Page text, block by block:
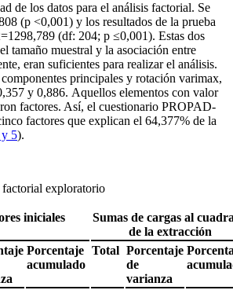
de los datos para el análisis factorial. Se
(p <0,001) y los resultados de la prueba
=1298,789 (df: 204; p ≤0,001). Estas dos
tamaño muestral y la asociación entre
eran suficientes para realizar el análisis.
principales y rotación varimax,
y 0,886. Aquellos elementos con valor
factores. Así, el cuestionario PROPAD-
factores que explican el 64,377% de la
y 5).
factorial exploratorio
iniciales
Sumas de cargas al
de la extracción
Porcentaje
acumulado
Total Porcentaje
de
varianza